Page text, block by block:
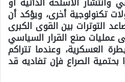
تكنولوجية أخرى، ويؤكد أن
التوترات بين القوى الكبرى
صنع القرار السياسي
العسكرية، وعندما تتراكم
الصراع فإن تفاديه قد